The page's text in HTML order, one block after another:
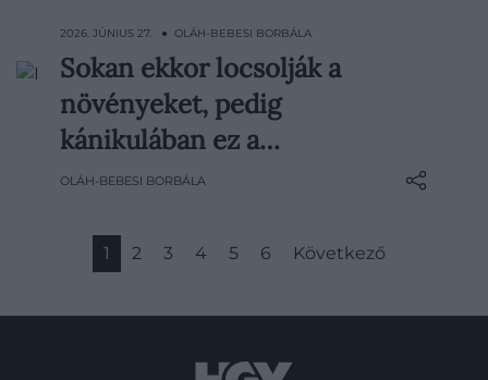
A nyári hőségben a növényeknek minden
egyes csepp víz számít, de egyáltalán
nem mindegy, mikor és hogyan kapják
öntözés könnyen kárba veszhet, sőt akár
egyszerű szabállyal viszont…
2026. JÚNIUS 27. ● OLÁH-BEBESI BORBÁLA
Sokan ekkor locsolják a
növényeket, pedig
kánikulában ez a…
OLÁH-BEBESI BORBÁLA
1 2 3 4 5 6 Következő